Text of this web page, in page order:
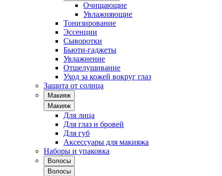
Очищающие
Увлажняющие
Тонизирование
Эссенции
Сыворотки
Бьюти-гаджеты
Увлажнение
Отшелушивание
Уход за кожей вокруг глаз
Защита от солнца
Макияж
Макияж
Для лица
Для глаз и бровей
Для губ
Аксессуары для макияжа
Наборы и упаковка
Волосы
Волосы